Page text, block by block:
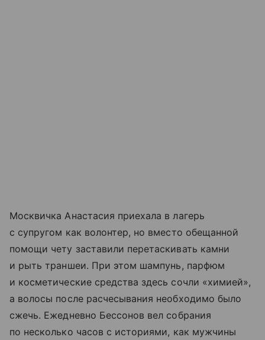
Москвичка Анастасия приехала в лагерь
с супругом как волонтер, но вместо обещанной
помощи чету заставили перетаскивать камни
и рыть траншеи. При этом шампунь, парфюм
и косметические средства здесь сочли «химией»,
а волосы после расчесывания необходимо было
сжечь. Ежедневно Бессонов вел собрания
по несколько часов с историями, как мужчины